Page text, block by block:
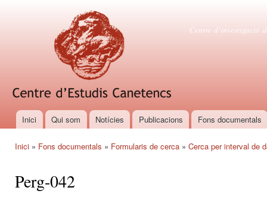
Centre
Centre
Menú principal
Inici Qui som Notícies Publicacions Fons documentals
Inici » Fons documentals » Formularis de cerca » Cerca per interval de
Perg-042